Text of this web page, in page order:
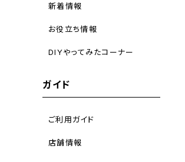
新着情報
お役立ち情報
DIYやってみたコーナー
ガイド
ご利用ガイド
店舗情報